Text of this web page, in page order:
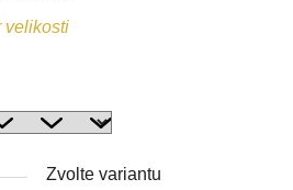
velikosti
Zvolte variantu